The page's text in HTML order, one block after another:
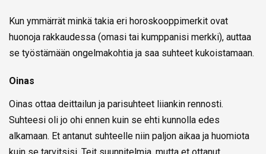
Kun ymmärrät minkä takia eri horoskooppimerkit ovat
huonoja rakkaudessa (omasi tai kumppanisi merkki), auttaa
se työstämään ongelmakohtia ja saa suhteet kukoistamaan.
Oinas
Oinas ottaa deittailun ja parisuhteet liiankin rennosti.
Suhteesi oli jo ohi ennen kuin se ehti kunnolla edes
alkamaan. Et antanut suhteelle niin paljon aikaa ja huomiota